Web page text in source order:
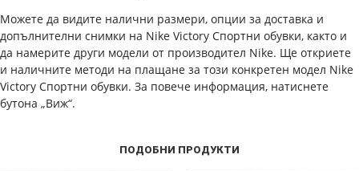
Можете да видите налични размери, опции за доставка и
допълнителни снимки на Nike Victory Спортни обувки, както и
да намерите други модели от производител Nike. Ще откриете
и наличните методи на плащане за този конкретен модел Nike
Victory Спортни обувки. За повече информация, натиснете
бутона „Виж“.
ПОДОБНИ ПРОДУКТИ